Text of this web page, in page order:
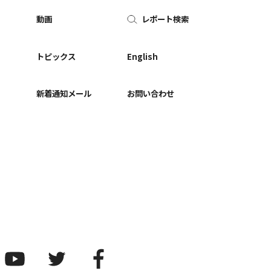
動画
トピックス
新着通知メール
レポート検索
English
お問い合わせ